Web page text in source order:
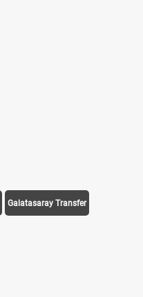
Galatasaray Transfer